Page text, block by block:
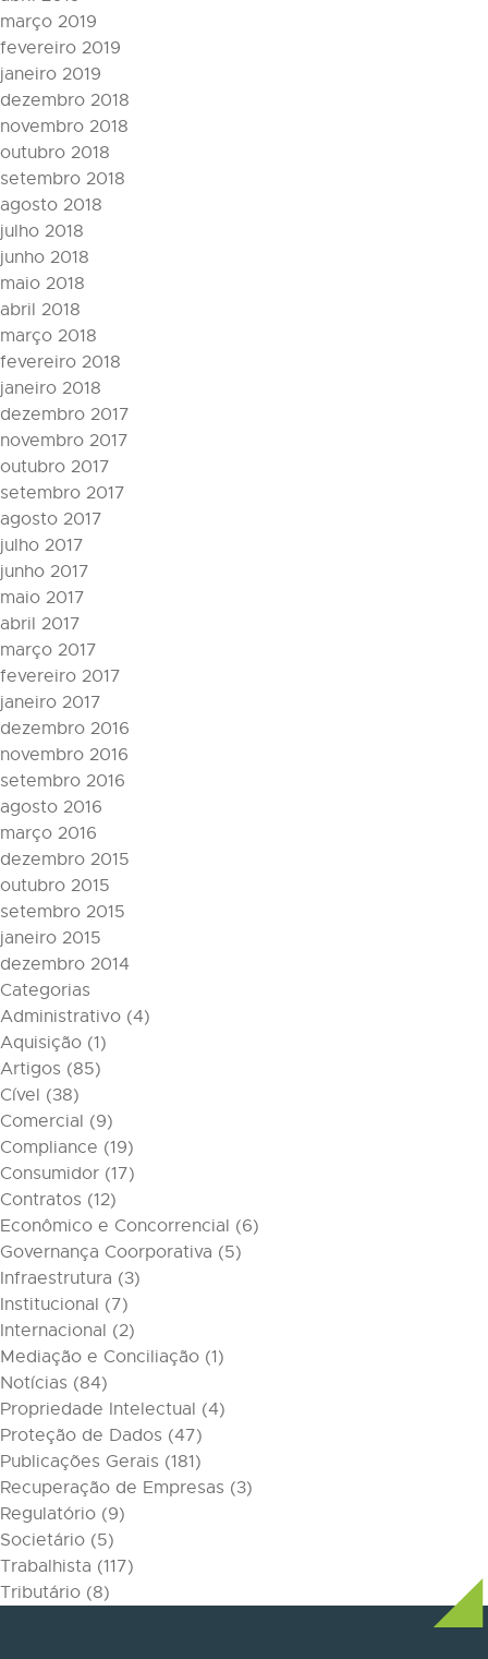
março 2019
fevereiro 2019
janeiro 2019
dezembro 2018
novembro 2018
outubro 2018
setembro 2018
agosto 2018
julho 2018
junho 2018
maio 2018
abril 2018
março 2018
fevereiro 2018
janeiro 2018
dezembro 2017
novembro 2017
outubro 2017
setembro 2017
agosto 2017
julho 2017
junho 2017
maio 2017
abril 2017
março 2017
fevereiro 2017
janeiro 2017
dezembro 2016
novembro 2016
setembro 2016
agosto 2016
março 2016
dezembro 2015
outubro 2015
setembro 2015
janeiro 2015
dezembro 2014
Categorias
Administrativo (4)
Aquisição (1)
Artigos (85)
Cível (38)
Comercial (9)
Compliance (19)
Consumidor (17)
Contratos (12)
Econômico e Concorrencial (6)
Governança Coorporativa (5)
Infraestrutura (3)
Institucional (7)
Internacional (2)
Mediação e Conciliação (1)
Notícias (84)
Propriedade Intelectual (4)
Proteção de Dados (47)
Publicações Gerais (181)
Recuperação de Empresas (3)
Regulatório (9)
Societário (5)
Trabalhista (117)
Tributário (8)